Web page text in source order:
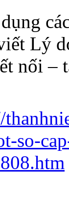
Lý
nối –
so-